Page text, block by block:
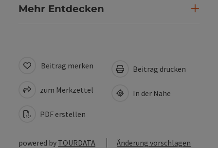
Mehr Entdecken
Beitrag merken
zum Merkzettel
PDF erstellen
Beitrag drucken
In der Nähe
powered by TOURDATA Änderung vorschlagen